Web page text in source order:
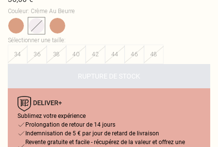
Couleur: Crème Au Beurre
Sélectionner une taille:
34
36 38 40 42 44 46 48
RUPTURE DE STOCK
Sublimez votre expérience
Prolongation de retour de 14 jours
Indemnisation de 5 € par jour de retard de livraison
Revente gratuite et facile - récupérez de la valeur et offrez une